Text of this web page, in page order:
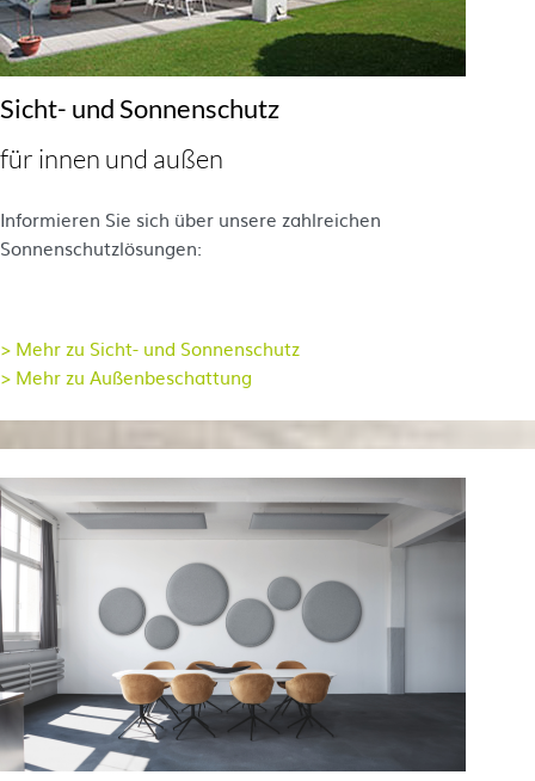
Sicht- und Sonnenschutz
für innen und außen
Informieren Sie sich über unsere zahlreichen
Sonnenschutzlösungen:
> Mehr zu Sicht- und Sonnenschutz
> Mehr zu Außenbeschattung